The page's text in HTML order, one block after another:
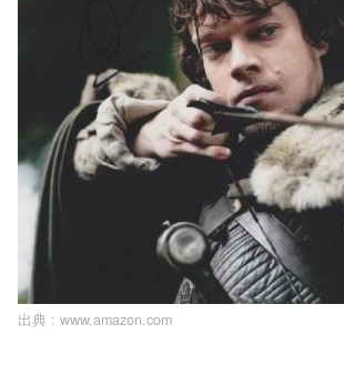
出典 : www.amazon.com